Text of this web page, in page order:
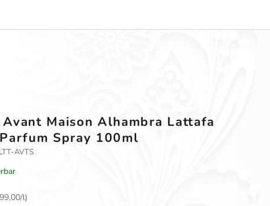
Maison Alhambra Lattafa
Spray 100ml
AVTS
l)